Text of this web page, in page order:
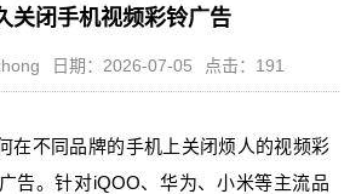
关闭手机视频彩铃广告
日期：2026-07-05 点击：191
在不同品牌的手机上关闭烦人的视频彩
告。针对iQOO、华为、小米等主流品